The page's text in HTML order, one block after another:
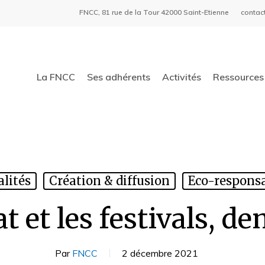
FNCC, 81 rue de la Tour 42000 Saint-Etienne
La FNCC Ses adhérents Activités
Création & diffusion Eco-
et les festivals,
Par FNCC 2 décembre 2021